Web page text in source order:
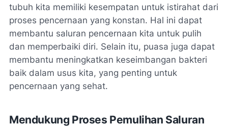
tubuh kita memiliki kesempatan untuk istirahat dari
proses pencernaan yang konstan. Hal ini dapat
membantu saluran pencernaan kita untuk pulih
dan memperbaiki diri. Selain itu, puasa juga dapat
membantu meningkatkan keseimbangan bakteri
baik dalam usus kita, yang penting untuk
pencernaan yang sehat.
Mendukung Proses Pemulihan Saluran